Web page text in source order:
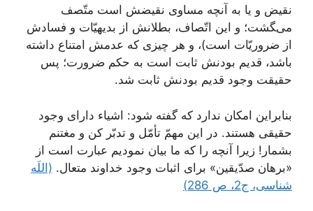
نقيض و يا به آنچه مساوى نقيضش است متّصف
می‌‍‏گشت؛ و اين اتّصاف، بطلانش از بديهيّات و فسادش
از ضروريّات است)، و هر چيزى كه عدمش امتناع داشته
باشد، قديم بودنش ثابت است به حكم ضرورت؛ پس
حقيقت وجود قديم بودنش ثابت شد.
بنابراين امكان ندارد كه گفته شود: اشياء داراى وجود
حقيقى هستند. در اين مهمّ تأمّل و تدبّر كن و مغتنم
بشمار! زيرا آنچه را كه ما بيان نموديم عبارت است از
«برهان صدّيقين» براى اثبات وجود خداوند متعال. (اللَه
شناسی، ج2، ص 286)